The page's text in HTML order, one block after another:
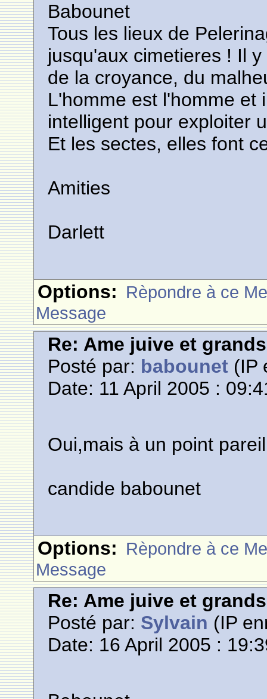
Babounet
Tous les lieux de
jusqu'aux cimetieres ! Il
de la croyance, du
L'homme est l'homme et
intelligent pour exploiter
Et les sectes, elles font
Amities
Darlett
Options: Rèpondre à ce
Message
Re: Ame juive et
Posté par: babounet (IP
Date: 11 April 2005 :
Oui,mais à un point
candide babounet
Options: Rèpondre à ce
Message
Re: Ame juive et
Posté par: Sylvain (IP
Date: 16 April 2005 :